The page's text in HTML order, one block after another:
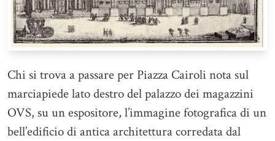
Chi si trova a passare per Piazza Cairoli nota sul
marciapiede lato destro del palazzo dei magazzini
OVS, su un espositore, l’immagine fotografica di un
bell’edificio di antica architettura corredata dal